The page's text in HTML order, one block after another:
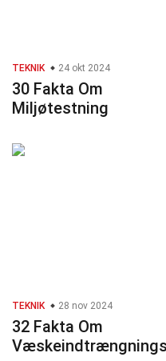
TEKNIK 24 okt 2024
30 Fakta Om
Miljøtestning
TEKNIK 28 nov 2024
32 Fakta Om